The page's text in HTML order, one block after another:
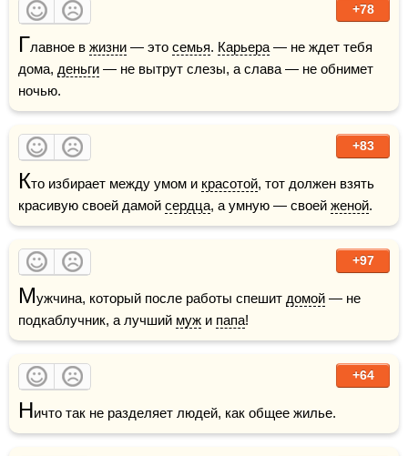
+78
Главное в жизни — это семья. Карьера — не ждет тебя
дома, деньги — не вытрут слезы, а слава — не обнимет
ночью.
+83
Кто избирает между умом и красотой, тот должен взять
красивую своей дамой сердца, а умную — своей женой.
+97
Мужчина, который после работы спешит домой — не
подкаблучник, а лучший муж и папа!
+64
Ничто так не разделяет людей, как общее жилье.